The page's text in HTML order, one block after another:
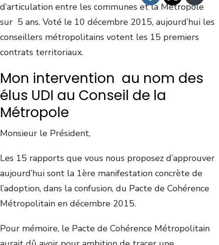
d’articulation entre les communes et la Métropole
sur 5 ans. Voté le 10 décembre 2015, aujourd’hui les
conseillers métropolitains votent les 15 premiers
contrats territoriaux.
Mon intervention au nom des
élus UDI au Conseil de la
Métropole
Monsieur le Président,
Les 15 rapports que vous nous proposez d’approuver
aujourd’hui sont la 1ère manifestation concrète de
l’adoption, dans la confusion, du Pacte de Cohérence
Métropolitain en décembre 2015.
Pour mémoire, le Pacte de Cohérence Métropolitain